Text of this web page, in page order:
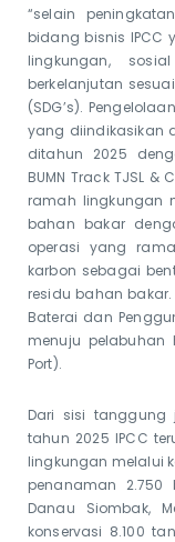
“selain
bidang bisnis IPCC
lingkungan,
berkelanjutan
(SDG’s).
yang diindikasikan
ditahun 2025
BUMN Track TJSL &
ramah lingkungan
bahan bakar
operasi yang
karbon sebagai
residu bahan
Baterai dan
menuju pelabuhan
Port).
Dari sisi tanggung
tahun 2025 IPCC
lingkungan melalui
penanaman 2.750
Danau Siombak,
konservasi 8.100